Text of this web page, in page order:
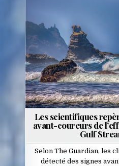
in
Les scientifiques
avant-coureurs de
Gulf
Selon The Guardian, les
détecté des signes